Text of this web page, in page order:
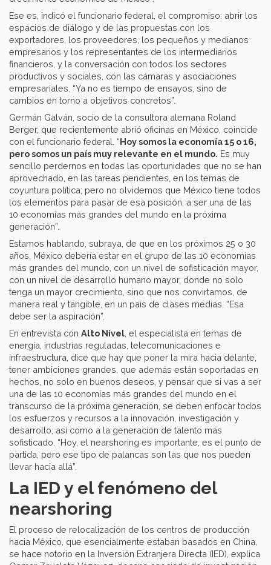
Ese es, indicó el funcionario federal, el compromiso: abrir los
espacios de diálogo y de las propuestas con los
exportadores, los proveedores, los pequeños y medianos
empresarios y los representantes de los intermediarios
financieros, y la conversación con todos los sectores
productivos y sociales, con las cámaras y asociaciones
empresariales. “Ya no es tiempo de ensayos, sino de
cambios en torno a objetivos concretos”.
Germán Galván, socio de la consultora alemana Roland
Berger, que recientemente abrió oficinas en México, coincide
con el funcionario federal. “Hoy somos la economía 15 o 16,
pero somos un país muy relevante en el mundo. Es muy
sencillo perdernos en todas las oportunidades que no se han
aprovechado, en las tareas pendientes, en los temas de
coyuntura política; pero no olvidemos que México tiene todos
los elementos para pasar de esa posición, a ser una de las
10 economías más grandes del mundo en la próxima
generación”.
Estamos hablando, subraya, de que en los próximos 25 o 30
años, México debería estar en el grupo de las 10 economías
más grandes del mundo, con un nivel de sofisticación mayor,
con un nivel de desarrollo humano mayor, donde no solo
tenga un mayor crecimiento, sino que nos convirtamos, de
manera real y tangible, en un país de clases medias. “Esa
debe ser la aspiración”.
En entrevista con Alto Nivel , el especialista en temas de
energía, industrias reguladas, telecomunicaciones e
infraestructura, dice que hay que poner la mira hacia delante,
tener ambiciones grandes, que además están soportadas en
hechos, no solo en buenos deseos, y pensar que si vas a ser
una de las 10 economías más grandes del mundo en el
transcurso de la próxima generación, se deben enfocar todos
los esfuerzos y recursos a la innovación, investigación y
desarrollo, así como a la generación de talento más
sofisticado. “Hoy, el nearshoring es importante, es el punto de
partida, pero ese tipo de palancas son las que nos pueden
llevar hacia allá”.
La IED y el fenómeno del
nearshoring
El proceso de relocalización de los centros de producción
hacia México, que esencialmente estaban basados en China,
se hace notorio en la Inversión Extranjera Directa (IED), explica